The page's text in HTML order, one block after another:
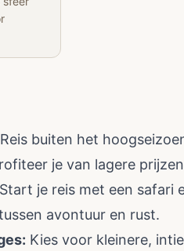
Reis buiten het
je van lagere
Start je reis met een safari
avontuur en rust.
Kies voor kleinere,